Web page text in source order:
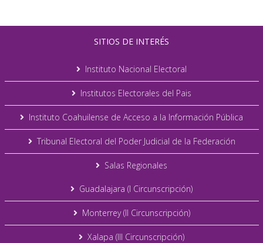
SITIOS DE INTERÉS
Instituto Nacional Electoral
Institutos Electorales del Pais
Instituto Coahuilense de Acceso a la Información Pública
Tribunal Electoral del Poder Judicial de la Federación
Salas Regionales
Guadalajara (I Circunscripción)
Monterrey (II Circunscripción)
Xalapa (III Circunscripción)